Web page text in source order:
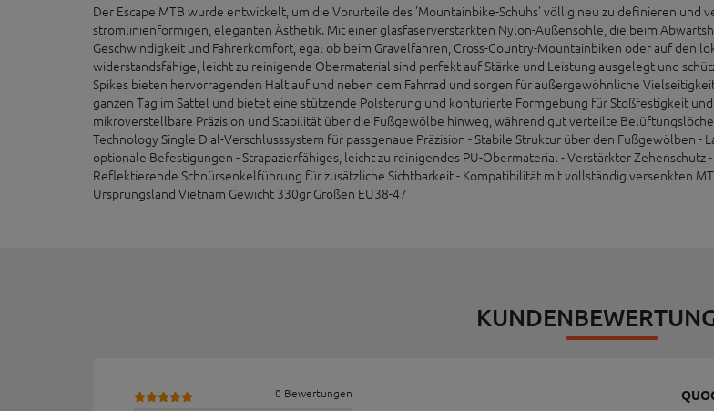
Der Escape MTB wurde entwickelt, um die Vorurteile des 'Mountainbike-Schuhs' völlig neu zu definieren und
stromlinienförmigen, eleganten Ästhetik. Mit einer glasfaserverstärkten Nylon-Außensohle, die beim
Geschwindigkeit und Fahrerkomfort, egal ob beim Gravelfahren, Cross-Country-Mountainbiken oder auf den
widerstandsfähige, leicht zu reinigende Obermaterial sind perfekt auf Stärke und Leistung ausgelegt und
Spikes bieten hervorragenden Halt auf und neben dem Fahrrad und sorgen für außergewöhnliche
ganzen Tag im Sattel und bietet eine stützende Polsterung und konturierte Formgebung für Stoßfestigkeit
mikroverstellbare Präzision und Stabilität über die Fußgewölbe hinweg, während gut verteilte
Technology Single Dial-Verschlusssystem für passgenaue Präzision - Stabile Struktur über den Fußgewölben
optionale Befestigungen - Strapazierfähiges, leicht zu reinigendes PU-Obermaterial - Verstärkter
Reflektierende Schnürsenkelführung für zusätzliche Sichtbarkeit - Kompatibilität mit vollständig versenkten
Ursprungsland Vietnam Gewicht 330gr Größen EU38-47
0 Bewertungen